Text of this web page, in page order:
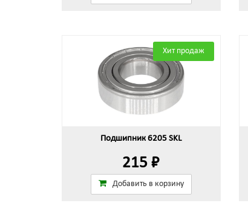
Хит продаж
Подшипник 6205 SKL
215 ₽
Добавить в корзину